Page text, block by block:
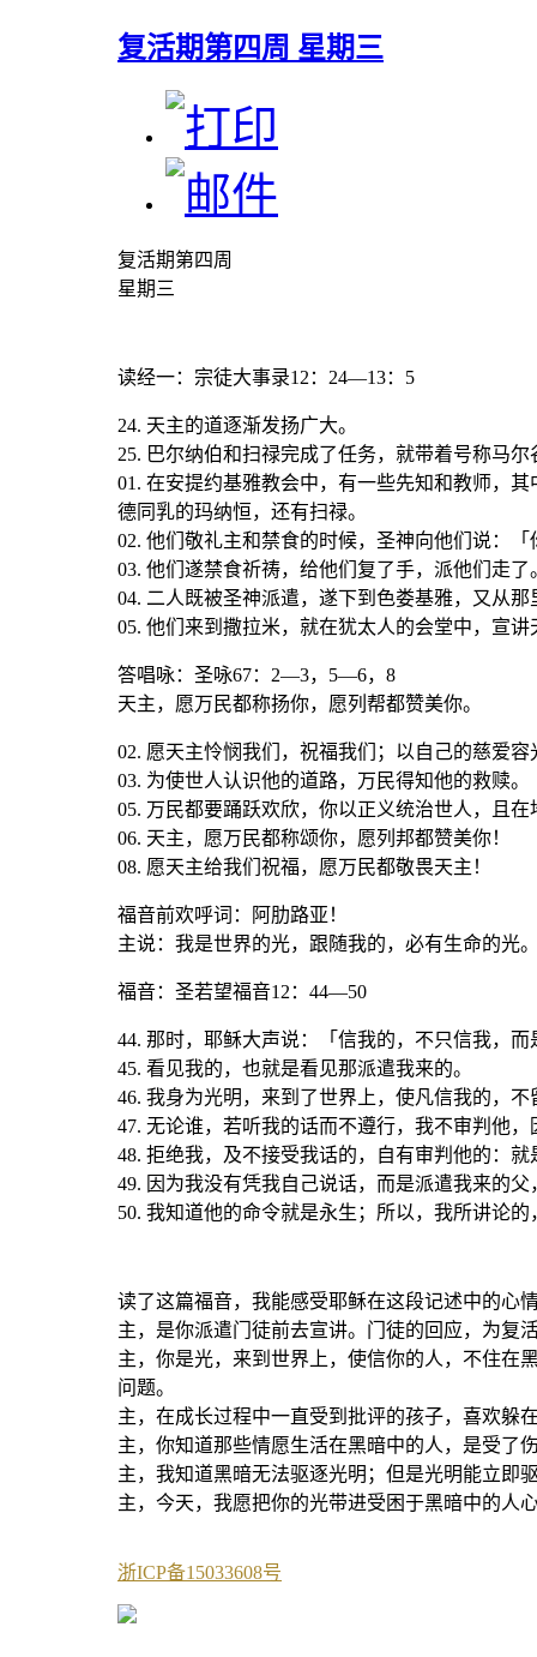
复活期第四周 星期三
复活期第四周
星期三
读经一：宗徒大事录12：24—13：5
24. 天主的道逐渐发扬广大。
25. 巴尔纳伯和扫禄完成了任务，就带着号称马
01. 在安提约基雅教会中，有一些先知和教师，
德同乳的玛纳恒，还有扫禄。
02. 他们敬礼主和禁食的时候，圣神向他们说：
03. 他们遂禁食祈祷，给他们复了手，派他们走了
04. 二人既被圣神派遣，遂下到色娄基雅，又从
05. 他们来到撒拉米，就在犹太人的会堂中，宣
答唱咏：圣咏67：2—3，5—6，8
天主，愿万民都称扬你，愿列帮都赞美你。
02. 愿天主怜悯我们，祝福我们；以自己的慈爱
03. 为使世人认识他的道路，万民得知他的救赎。
05. 万民都要踊跃欢欣，你以正义统治世人，且
06. 天主，愿万民都称颂你，愿列邦都赞美你！
08. 愿天主给我们祝福，愿万民都敬畏天主！
福音前欢呼词：阿肋路亚！
主说：我是世界的光，跟随我的，必有生命的光
福音：圣若望福音12：44—50
44. 那时，耶稣大声说：「信我的，不只信我，
45. 看见我的，也就是看见那派遣我来的。
46. 我身为光明，来到了世界上，使凡信我的，不
47. 无论谁，若听我的话而不遵行，我不审判他
48. 拒绝我，及不接受我话的，自有审判他的：
49. 因为我没有凭我自己说话，而是派遣我来的
50. 我知道他的命令就是永生；所以，我所讲论
读了这篇福音，我能感受耶稣在这段记述中的心
主，是你派遣门徒前去宣讲。门徒的回应，为复
主，你是光，来到世界上，使信你的人，不住在
问题。
主，在成长过程中一直受到批评的孩子，喜欢躲
主，你知道那些情愿生活在黑暗中的人，是受了
主，我知道黑暗无法驱逐光明；但是光明能立即
主，今天，我愿把你的光带进受困于黑暗中的人
浙ICP备15033608号